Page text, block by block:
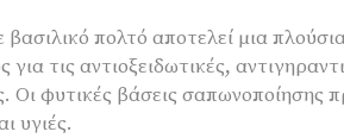
βασιλικό πολτό αποτελεί μια
για τις αντιοξειδωτικές,
Οι φυτικές βάσεις
υγιές.